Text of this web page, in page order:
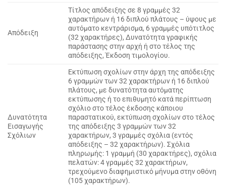
Απόδειξη
Τίτλος απόδειξης σε 8 γραμμές 32
χαρακτήρων ή 16 διπλού πλάτους – ύψους με
αυτόματο κεντράρισμα, 6 γραμμές υπότιτλος
(32 χαρακτήρες), Δυνατότητα γραφικής
παράστασης στην αρχή ή στο τέλος της
απόδειξης, Έκδοση τιμολογίου.
Δυνατότητα
Εισαγωγής
Σχόλιων
Εκτύπωση σχολίων στην άρχη της απόδειξης
6 γραμμών των 32 χαρακτήρων ή 16 διπλού
πλάτους, με δυνατότητα αυτόματης
εκτύπωσης ή το επιθυμητό κατά περίπτωση
σχόλιο στο τέλος έκδοσης κάποιου
παραστατικού, εκτύπωση σχολίων στο τέλος
της απόδειξης 3 γραμμών των 32
χαρακτήρων, 3 γραμμές σχόλια (εντός
απόδειξης – 32 χαρακτήρων). Σχόλια
πληρωμής: 1 γραμμή (30 χαρακτήρες), σχόλια
πελατών: 4 γραμμές 32 χαρακτήρων,
τρεχούμενο διαφημιστικό μήνυμα στην οθόνη
(105 χαρακτήρων).